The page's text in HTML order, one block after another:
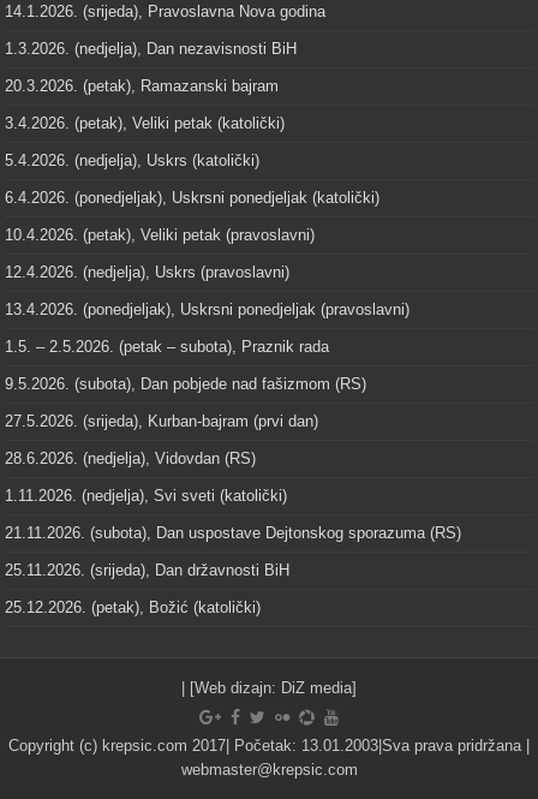
14.1.2026. (srijeda), Pravoslavna Nova godina
1.3.2026. (nedjelja), Dan nezavisnosti BiH
20.3.2026. (petak), Ramazanski bajram
3.4.2026. (petak), Veliki petak (katolički)
5.4.2026. (nedjelja), Uskrs (katolički)
6.4.2026. (ponedjeljak), Uskrsni ponedjeljak (katolički)
10.4.2026. (petak), Veliki petak (pravoslavni)
12.4.2026. (nedjelja), Uskrs (pravoslavni)
13.4.2026. (ponedjeljak), Uskrsni ponedjeljak (pravoslavni)
1.5. – 2.5.2026. (petak – subota), Praznik rada
9.5.2026. (subota), Dan pobjede nad fašizmom (RS)
27.5.2026. (srijeda), Kurban-bajram (prvi dan)
28.6.2026. (nedjelja), Vidovdan (RS)
1.11.2026. (nedjelja), Svi sveti (katolički)
21.11.2026. (subota), Dan uspostave Dejtonskog sporazuma (RS)
25.11.2026. (srijeda), Dan državnosti BiH
25.12.2026. (petak), Božić (katolički)
| [Web dizajn: DiZ media]
Copyright (c) krepsic.com 2017| Početak: 13.01.2003|Sva prava pridržana |
webmaster@krepsic.com